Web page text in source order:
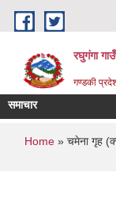
Skip to main content
रघुगंगा
गण्डकी
समाचार
You are
Home » चमेना गृह